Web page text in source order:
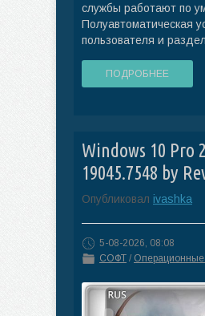
службы работают по
Полуавтоматическая
пользователя и
ПОДРОБНЕЕ
Windows 10 Pro
19045.7548 by
Опубликовал ivashka
5-08-2026, 08:08
СОФТ /